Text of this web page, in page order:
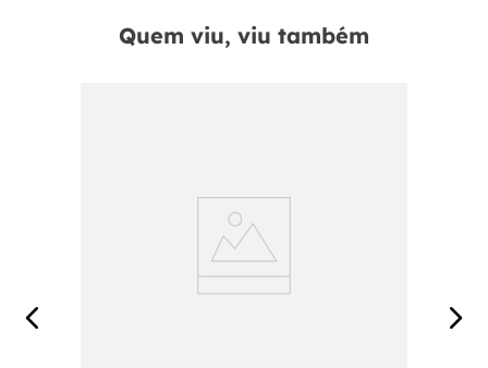
Quem viu, viu também